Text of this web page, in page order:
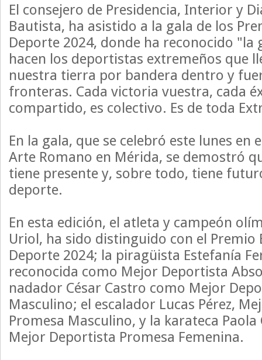
El consejero de Presidencia, Interior y
Bautista, ha asistido a la gala de los
Deporte 2024, donde ha reconocido "la
hacen los deportistas extremeños que
nuestra tierra por bandera dentro y
fronteras. Cada victoria vuestra, cada
compartido, es colectivo. Es de toda
En la gala, que se celebró este lunes en
Arte Romano en Mérida, se demostró
tiene presente y, sobre todo, tiene
deporte.
En esta edición, el atleta y campeón
Uriol, ha sido distinguido con el Premio
Deporte 2024; la piragüista Estefanía
reconocida como Mejor Deportista
nadador César Castro como Mejor
Masculino; el escalador Lucas Pérez,
Promesa Masculino, y la karateca Paola
Mejor Deportista Promesa Femenina.